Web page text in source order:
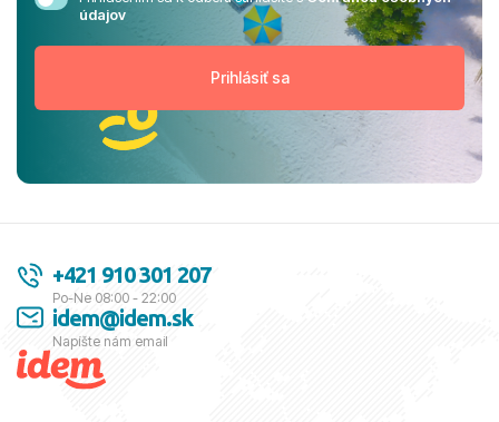
údajov
+421 910 301 207
Po-Ne 08:00 - 22:00
idem@idem.sk
Napíšte nám email